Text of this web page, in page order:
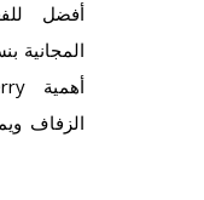
أفضل
الزفاف